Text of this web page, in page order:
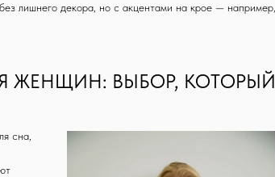
лишнего декора, но с акцентами на крое — например,
ЖЕНЩИН: ВЫБОР, КОТОРЫЙ
сна,